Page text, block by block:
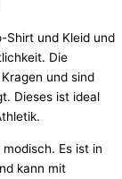
Shirt und Kleid und
Die
und sind
Dieses ist ideal
Es ist in
kann mit